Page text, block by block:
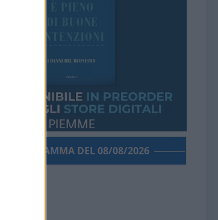
PORROGRAMMA DEL 08/08/2026